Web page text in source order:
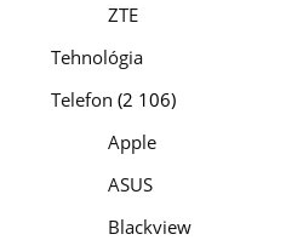
ZTE
Tehnológia
Telefon (2 106)
Apple
ASUS
Blackview